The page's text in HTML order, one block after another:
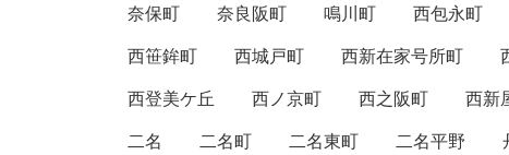
奈保町
奈良阪町 鳴川町 西包永町
西笹鉾町
西城戸町 西新在家号所町
西登美ケ丘
西ノ京町 西之阪町 西新
二名
二名町 二名東町 二名平野